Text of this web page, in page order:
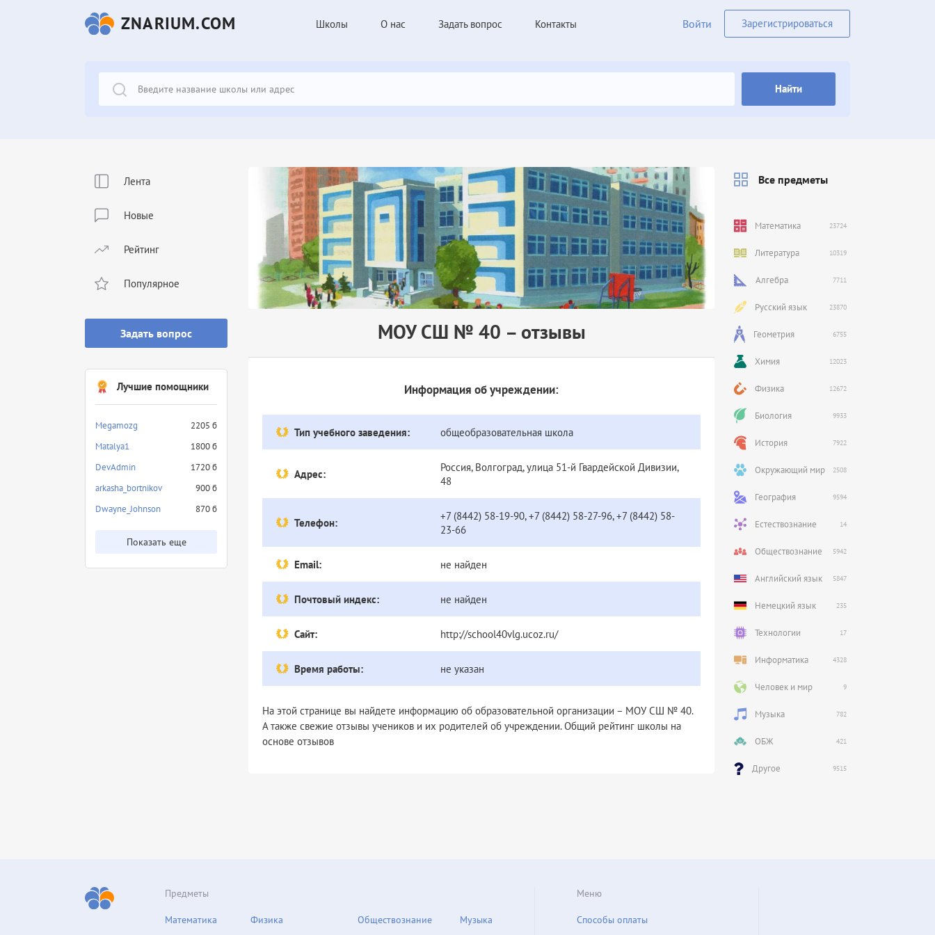
ZNARIUM.COM Школы О нас Задать вопрос Контакты Войти Зарегистрироваться
Найти
Лента
Новые
Рейтинг
Популярное
Задать вопрос
Лучшие помощники
Megamozg
2205 б
Matalya1
1800 б
DevAdmin
1720 б
arkasha_bortnikov
900 б
Dwayne_Johnson
870 б
Показать еще
МОУ СШ № 40 – отзывы
Информация об учреждении:
Тип учебного заведения: общеобразовательная школа
Адрес:
Россия, Волгоград, улица 51-й Гвардейской Дивизии,
48
Телефон:
+7 (8442) 58-19-90, +7 (8442) 58-27-96, +7 (8442) 58-
23-66
Email: не найден
Почтовый индекс: не найден
Сайт: http://school40vlg.ucoz.ru/
Время работы: не указан
На этой странице вы найдете информацию об образовательной организации – МОУ СШ № 40.
А также свежие отзывы учеников и их родителей об учреждении. Общий рейтинг школы на
основе отзывов
Все предметы
Математика 23724
Литература 10319
Алгебра 7711
Русский язык 23870
Геометрия 6755
Химия 12023
Физика 12672
Биология 9933
История 7922
Окружающий мир 2508
География 9594
Естествознание 14
Обществознание 5942
Английский язык 5847
Немецкий язык 235
Технологии 17
Информатика 4328
Человек и мир 9
Музыка 782
ОБЖ 421
Другое 9515
Предметы
Математика
Физика
Обществознание
Музыка
Меню
Способы оплаты